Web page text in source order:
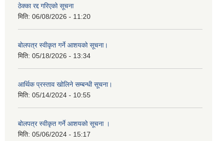
ठेक्का रद्द गरिएको सूचना
मिति: 06/08/2026 - 11:20
बोलपत्र स्वीकृत गर्ने आशयको सूचना।
मिति: 05/18/2026 - 13:34
आर्थिक प्रस्ताव खोलिने सम्बन्धी सूचना।
मिति: 05/14/2024 - 10:55
बोलपत्र स्वीकृत गर्ने आशयको सूचना ।
मिति: 05/06/2024 - 15:17